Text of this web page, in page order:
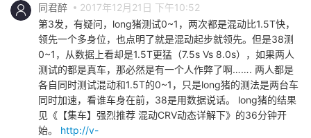
同君醉
2017年12月21日 下午10:52
第3发，有疑问，long猪测试0~1，两次都是混动比1.5T快，
领先一个多身位，也点明了就是混动起步就领先。但是38测
0~1，从数据上看却是1.5T更猛（7.5s Vs 8.0s），如果两人
测试的都是真车，那必然是有一个人作弊了啊……. 两人都是
各自同时测试混动和1.5T的0~1，只是long猪的测法是两台车
同时加速，看谁车身在前，38是用数据说话。 long猪的结果
见《【集车】强烈推荐 混动CRV动态详解下》的36分钟开
始。 http://v-